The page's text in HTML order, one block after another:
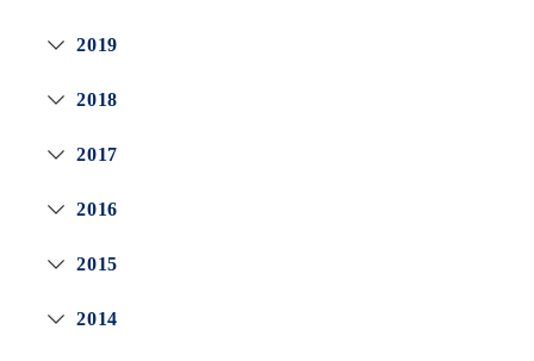
2019
2018
2017
2016
2015
2014